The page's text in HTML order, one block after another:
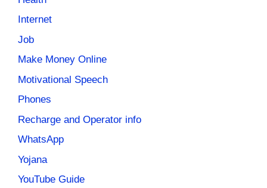
Internet
Job
Make Money Online
Motivational Speech
Phones
Recharge and Operator info
WhatsApp
Yojana
YouTube Guide